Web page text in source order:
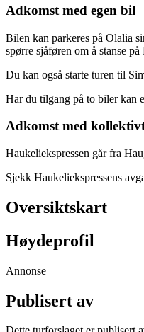
Adkomst med egen bil
Bilen kan parkeres på Olalia
spørre sjåføren om å stanse på
Du kan også starte turen til
Har du tilgang på to biler kan
Adkomst med
Haukeliekspressen går fra
Sjekk Haukeliekspressens
Oversiktskart
Høydeprofil
Annonse
Publisert av